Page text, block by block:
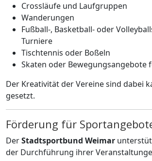
Crossläufe und Laufgruppen
Wanderungen
Fußball-, Basketball- oder
Turniere
Tischtennis oder Boßeln
Skaten oder Bewegungsangebote
Der Kreativität der Vereine sind dabei
gesetzt.
Förderung für
DerStadtsportbund Weimar
der Durchführung ihrer